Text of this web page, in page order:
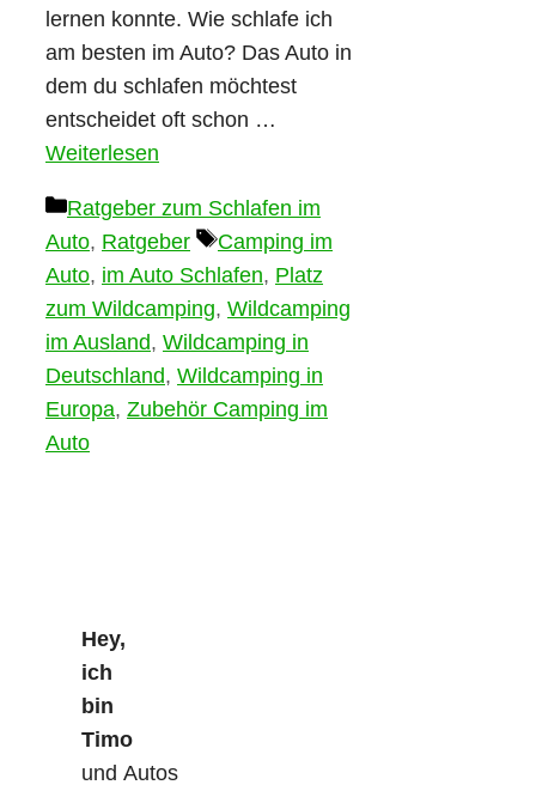
lernen konnte. Wie schlafe ich
am besten im Auto? Das Auto in
dem du schlafen möchtest
entscheidet oft schon …
Weiterlesen
Kategorien
Ratgeber zum Schlafen im
Auto, Ratgeber Schlagwörter
Camping im
Auto, im Auto Schlafen, Platz
zum Wildcamping, Wildcamping
im Ausland, Wildcamping in
Deutschland, Wildcamping in
Europa, Zubehör Camping im
Auto
Hey,
ich
bin
Timo
und Autos